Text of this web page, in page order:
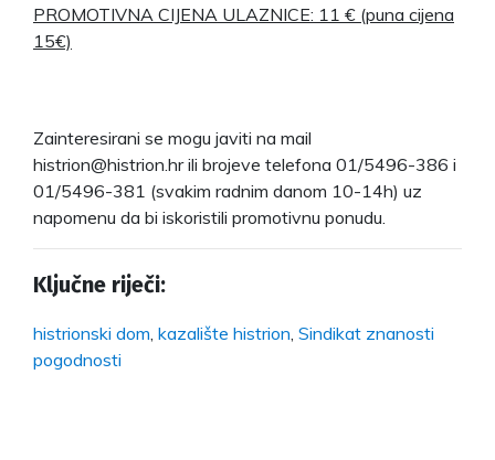
PROMOTIVNA CIJENA ULAZNICE: 11 € (puna cijena
15€)
Zainteresirani se mogu javiti na mail
histrion@histrion.hr ili brojeve telefona 01/5496-386 i
01/5496-381 (svakim radnim danom 10-14h) uz
napomenu da bi iskoristili promotivnu ponudu.
Ključne riječi:
histrionski dom kazalište histrion Sindikat znanosti
pogodnosti